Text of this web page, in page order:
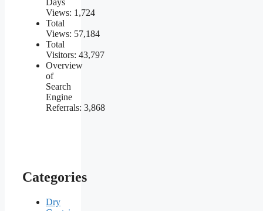
Days
Views: 1,724
Total
Views: 57,184
Total
Visitors: 43,797
Overview
of
Search
Engine
Referrals: 3,868
Categories
Dry